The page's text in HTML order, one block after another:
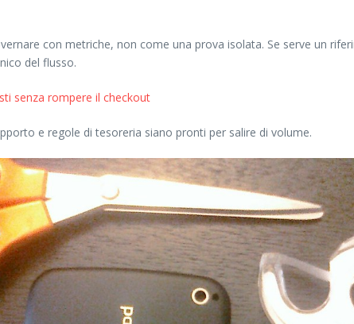
con metriche, non come una prova isolata. Se serve un
del flusso.
senza rompere il checkout
e regole di tesoreria siano pronti per salire di volume.